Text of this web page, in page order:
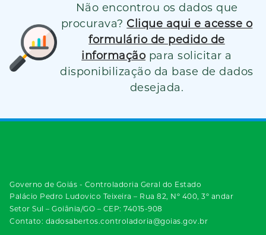
Não encontrou os dados que
procurava? Clique aqui e acesse o
formulário de pedido de
informação para solicitar a
disponibilização da base de dados
desejada.
Governo de Goiás - Controladoria Geral do Estado
Palácio Pedro Ludovico Teixeira – Rua 82, Nº 400, 3º andar
Setor Sul – Goiânia/GO – CEP: 74015-908
Contato: dadosabertos.controladoria@goias.gov.br